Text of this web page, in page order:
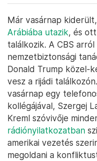
Már vasárnap
Arábiába utazik, és
találkozik. A CBS
nemzetbiztonsági
Donald Trump közel-
vesz a rijádi
vasárnap egy
kollégájával, Szergej
Kreml szóvivője
rádiónyilatkozatban
amerikai vezetés
megoldani a